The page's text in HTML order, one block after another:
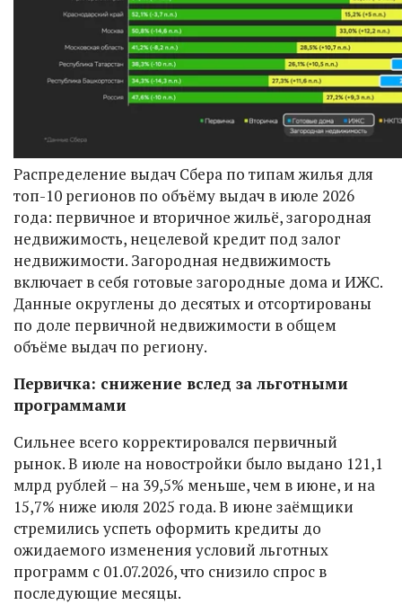
Распределение выдач Сбера по типам жилья для
топ-10 регионов по объёму выдач в июле 2026
года: первичное и вторичное жильё, загородная
недвижимость, нецелевой кредит под залог
недвижимости. Загородная недвижимость
включает в себя готовые загородные дома и ИЖС.
Данные округлены до десятых и отсортированы
по доле первичной недвижимости в общем
объёме выдач по региону.
Первичка: снижение вслед за льготными
программами
Сильнее всего корректировался первичный
рынок. В июле на новостройки было выдано 121,1
млрд рублей – на 39,5% меньше, чем в июне, и на
15,7% ниже июля 2025 года. В июне заёмщики
стремились успеть оформить кредиты до
ожидаемого изменения условий льготных
программ с 01.07.2026, что снизило спрос в
последующие месяцы.